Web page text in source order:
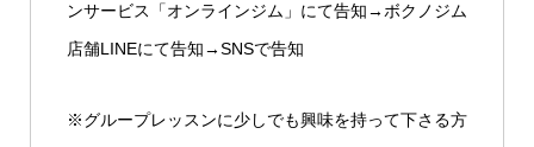
ンサービス「オンラインジム 」にて告知→ ボクノジム
店舗LINEにて告知→SNSで告知
※グループレッスンに少しでも興味を持って下さる方